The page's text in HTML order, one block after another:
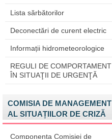
Lista sărbătorilor
Deconectări de curent electric
Informații hidrometeorologice
REGULI DE COMPORTAMENT
ÎN SITUAŢII DE URGENŢĂ
COMISIA DE MANAGEMENT
AL SITUAȚIILOR DE CRIZĂ
Componența Comisiei de